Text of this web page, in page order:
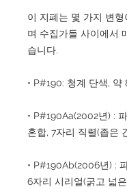
이 지폐는 몇 가지 변형
며 수집가들 사이에서
습니다.
• P#190: 청계 단색,
• P#190Aa(2002년) :
혼합, 7자리 직렬(좁은
• P#190Ab(2006년) :
6자리 시리얼(굵고 넓